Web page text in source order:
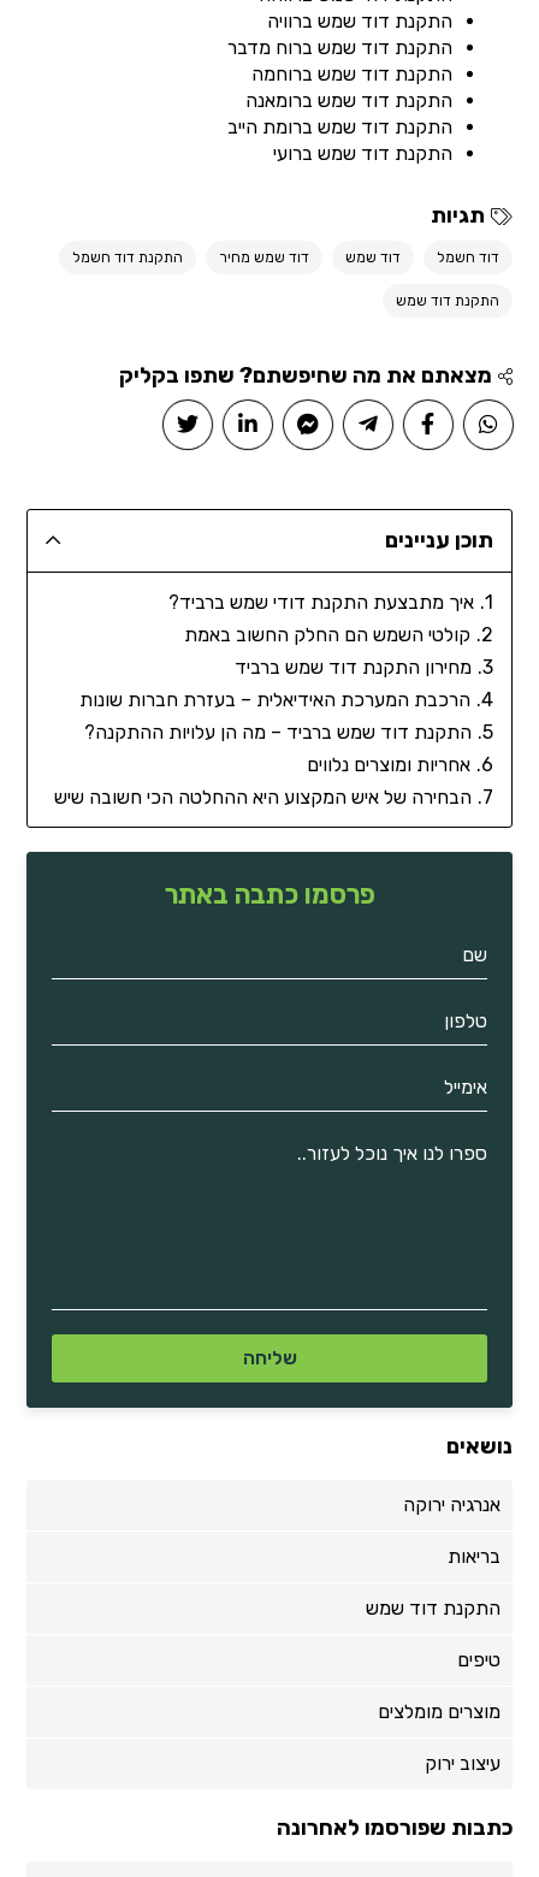
התקנת דוד שמש ברוויה
התקנת דוד שמש ברוח מדבר
התקנת דוד שמש ברוחמה
התקנת דוד שמש ברומאנה
התקנת דוד שמש ברומת הייב
התקנת דוד שמש ברועי
תגיות
דוד חשמל דוד שמש דוד שמש מחיר התקנת דוד חשמל
התקנת דוד שמש
מצאתם את מה שחיפשתם? שתפו בקליק
תוכן עניינים
איך מתבצעת התקנת דודי שמש ברביד?
קולטי השמש הם החלק החשוב באמת
מחירון התקנת דוד שמש ברביד
הרכבת המערכת האידיאלית – בעזרת חברות שונות
התקנת דוד שמש ברביד – מה הן עלויות ההתקנה?
אחריות ומוצרים נלווים
הבחירה של איש המקצוע היא ההחלטה הכי חשובה שיש
פרסמו כתבה באתר
נושאים
אנרגיה ירוקה
בריאות
התקנת דוד שמש
טיפים
מוצרים מומלצים
עיצוב ירוק
כתבות שפורסמו לאחרונה